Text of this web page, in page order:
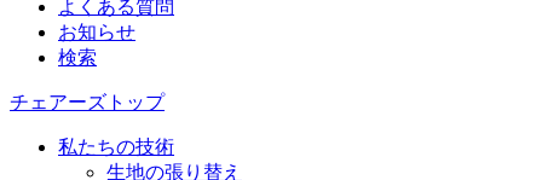
よくある質問
お知らせ
検索
チェアーズトップ
私たちの技術
生地の張り替え